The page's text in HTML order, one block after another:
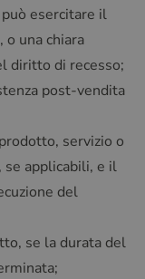
esercitare il
una chiara
diritto di recesso;
post-vendita
servizio o
se applicabili, e il
del
se la durata del